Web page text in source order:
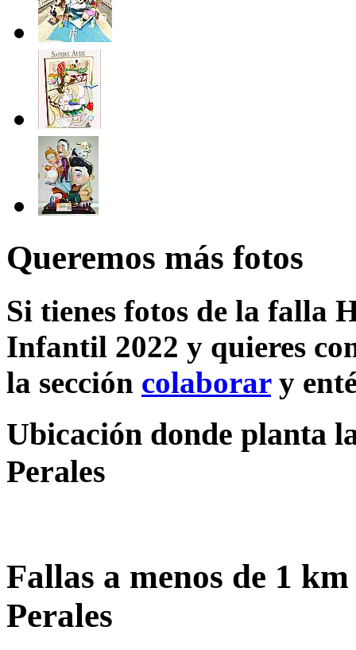
Queremos más fotos
Si tienes fotos de la falla
Infantil 2022 y quieres
la sección colaborary
Ubicación donde planta
Perales
Fallas a menos de 1
Perales